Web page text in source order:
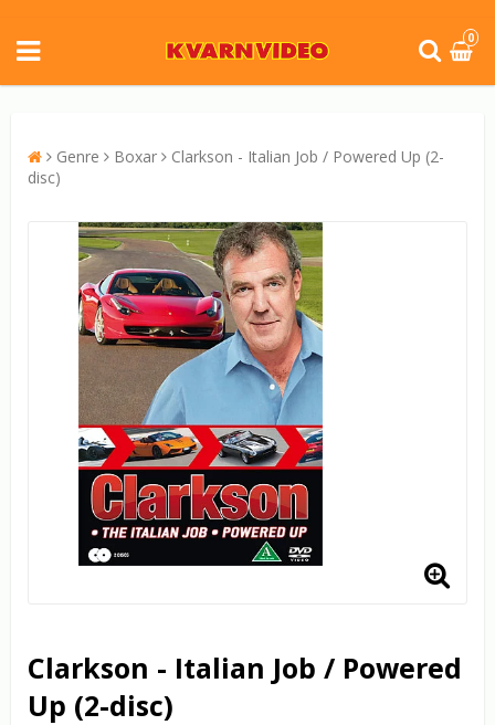
0
Genre Boxar
Clarkson - Italian Job / Powered Up (2-
disc)
Clarkson - Italian Job / Powered
Up (2-disc)